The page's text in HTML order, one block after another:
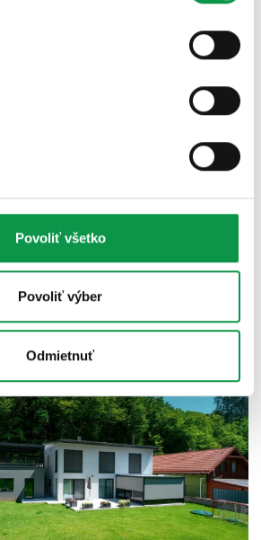
Povoliť všetko
Povoliť výber
Odmietnuť